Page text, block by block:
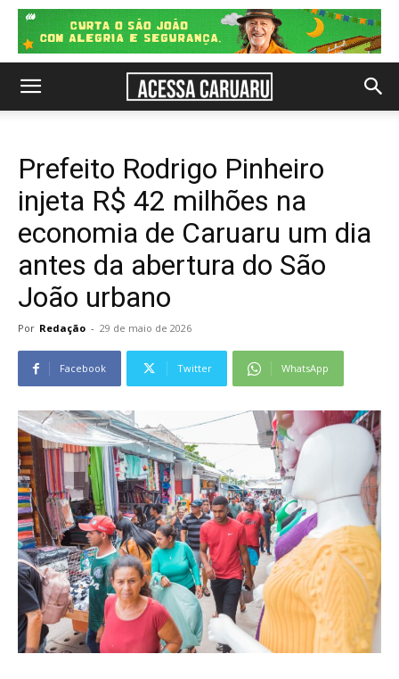
Prefeito Rodrigo Pinheiro
injeta R$ 42 milhões na
economia de Caruaru um dia
antes da abertura do São
João urbano
Por Redação - 29 de maio de 2026
Facebook Twitter WhatsApp